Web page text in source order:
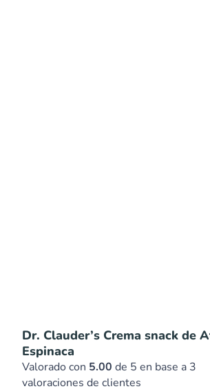
Dr. Clauder’s Crema snack de
Espinaca
Valorado con 5.00 de 5 en base a 3
valoraciones de clientes